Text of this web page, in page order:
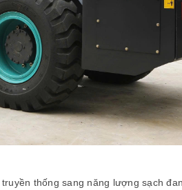
thống sang năng lượng sạch